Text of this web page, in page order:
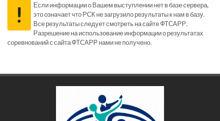
!
Если информации о Вашем выступлении нет в базе сервера,
это означает что РСК не загрузило результаты к нам в базу.
Все результаты следует смотреть на сайте ФТСАРР.
Разрешение на использование информации о результатах
соревнований с сайта ФТСАРР нами не получено.